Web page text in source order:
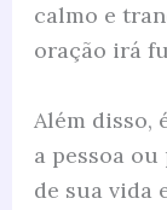
calmo e
oração irá
Além disso,
a pessoa ou
de sua vida